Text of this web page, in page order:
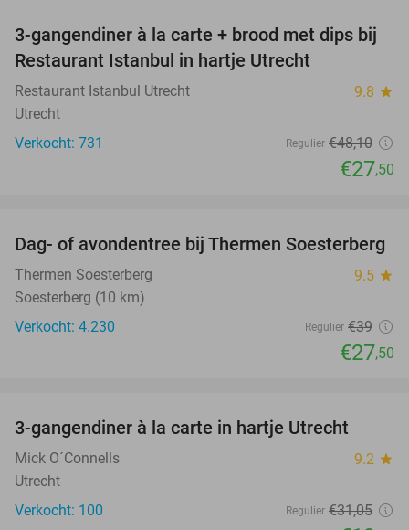
43%
3-gangendiner à la carte + brood met dips bij
Restaurant Istanbul in hartje Utrecht
Restaurant Istanbul Utrecht 9.8 star
Utrecht
Verkocht: 731
Regulier €48,10
€27,50
29%
Dag- of avondentree bij Thermen Soesterberg
Thermen Soesterberg 9.5 star
Soesterberg (10 km)
Verkocht: 4.230
Regulier €39
€27,50
3-gangendiner à la carte in hartje Utrecht
Mick O´Connells 9.2 star
Utrecht
Verkocht: 100
Regulier €31,05